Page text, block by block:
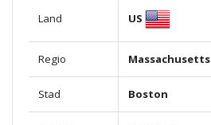
Land US
Regio Massachusetts
Stad Boston